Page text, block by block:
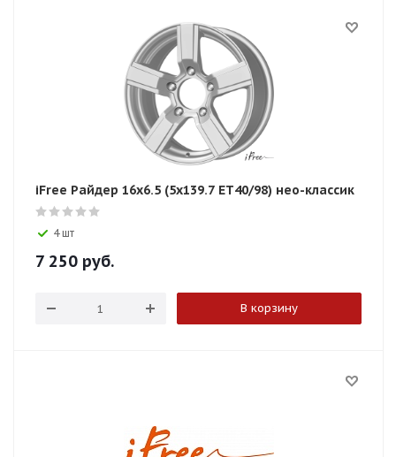
iFree Райдер 16x6.5 (5x139.7 ET40/98) нео-классик
4 шт
7 250 руб.
В корзину